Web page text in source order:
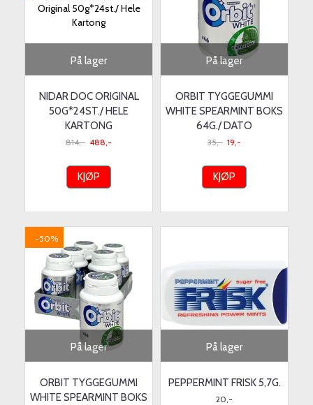
På lager
NIDAR DOC ORIGINAL
50G*24ST./ HELE
KARTONG
814,- 488,-
KJØP
På lager
ORBIT TYGGEGUMMI
WHITE SPEARMINT BOKS
64G./ DATO
35,- 19,-
KJØP
På lager
-50%
ORBIT TYGGEGUMMI
WHITE SPEARMINT BOKS
På lager
PEPPERMINT FRISK 5,7G.
20,-